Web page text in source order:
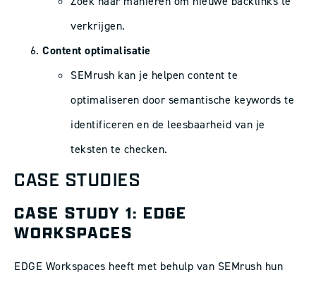
verkrijgen.
Content optimalisatie
SEMrush kan je helpen content te
optimaliseren door semantische keywords te
identificeren en de leesbaarheid van je
teksten te checken.
CASE STUDIES
CASE STUDY 1: EDGE
WORKSPACES
EDGE Workspaces heeft met behulp van SEMrush hun